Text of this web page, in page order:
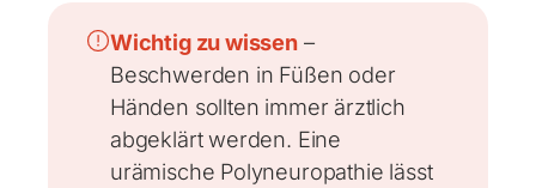
Wichtig zu wissen–
Beschwerden in Füßen oder
Händen sollten immer ärztlich
abgeklärt werden. Eine
urämische Polyneuropathie lässt